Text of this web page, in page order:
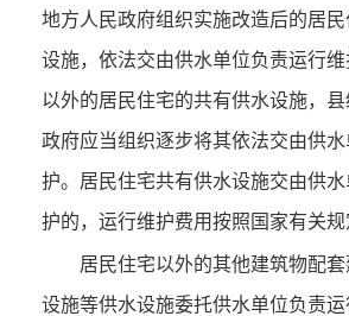
地方人民政府组织实施改造后的居
设施，依法交由供水单位负责运行
以外的居民住宅的共有供水设施，
政府应当组织逐步将其依法交由供
护。居民住宅共有供水设施交由供
护的，运行维护费用按照国家有关规
居民住宅以外的其他建筑物配
设施等供水设施委托供水单位负责